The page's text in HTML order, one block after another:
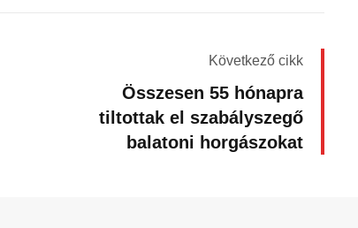
Következő cikk
Összesen 55 hónapra
tiltottak el szabályszegő
balatoni horgászokat